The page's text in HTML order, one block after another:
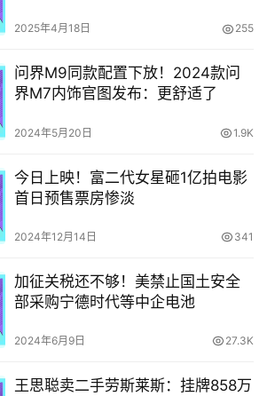
2025年4月18日 255
问界M9同款配置下放！2024款问
界M7内饰官图发布：更舒适了
2024年5月20日 1.9K
今日上映！富二代女星砸1亿拍电影
首日预售票房惨淡
2024年12月14日 341
加征关税还不够！美禁止国土安全
部采购宁德时代等中企电池
2024年6月9日 27.3K
王思聪卖二手劳斯莱斯：挂牌858万